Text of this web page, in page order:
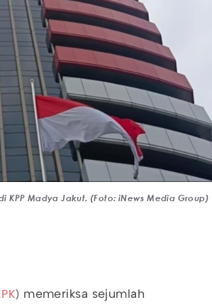
KPP Madya Jakut. (Foto: iNews Media Group)
) memeriksa sejumlah